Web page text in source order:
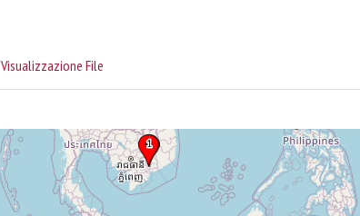
Visualizzazione File